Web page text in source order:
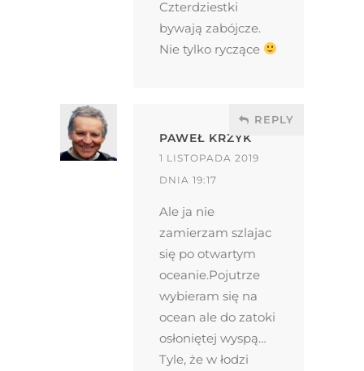
Czterdziestki
bywają zabójcze.
Nie tylko ryczące
PAWEŁ KRZYK
1 LISTOPADA 2019
DNIA 19:17
REPLY
Ale ja nie
zamierzam szlajac
się po otwartym
oceanie.Pojutrze
wybieram się na
ocean ale do zatoki
osłoniętej wyspą…
Tyle, że w łodzi